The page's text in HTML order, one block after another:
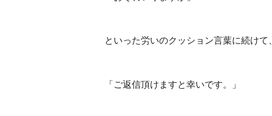
といった労いのクッション言葉に続けて
「ご返信頂けますと幸いです。」